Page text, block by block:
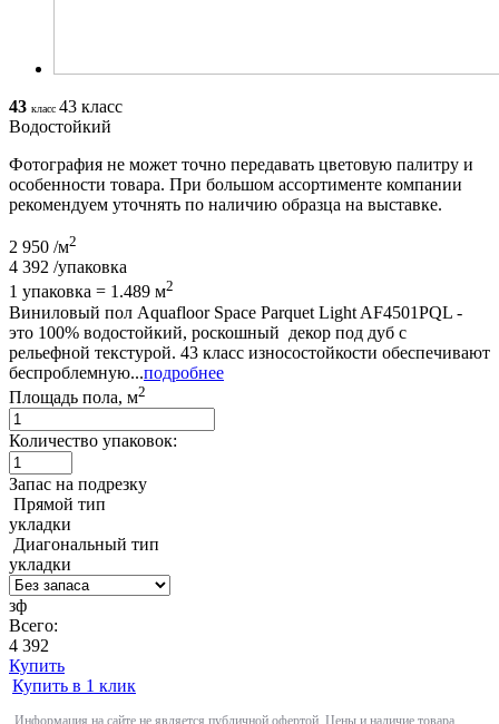
43 класс 43 класс
Водостойкий
Фотография не может точно передавать цветовую палитру и
особенности товара. При большом ассортименте компании
рекомендуем уточнять по наличию образца на выставке.
2 950 /м2
4 392 /упаковка
1 упаковка = 1.489 м2
Виниловый пол Aquafloor Space Parquet Light AF4501PQL -
это 100% водостойкий, роскошный декор под дуб с
рельефной текстурой. 43 класс износостойкости обеспечивают
беспроблемную...подробнее
Площадь пола, м2
Количество упаковок:
Запас на подрезку
Прямой тип
укладки
Диагональный тип
укладки
зф
Всего:
4 392
Купить
Купить в 1 клик
Информация на сайте не является публичной офертой. Цены и наличие товара